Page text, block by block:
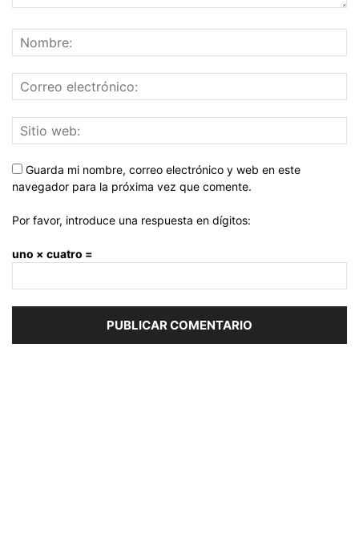
Guarda mi nombre, correo electrónico y web en este
navegador para la próxima vez que comente.
Por favor, introduce una respuesta en dígitos:
uno × cuatro =